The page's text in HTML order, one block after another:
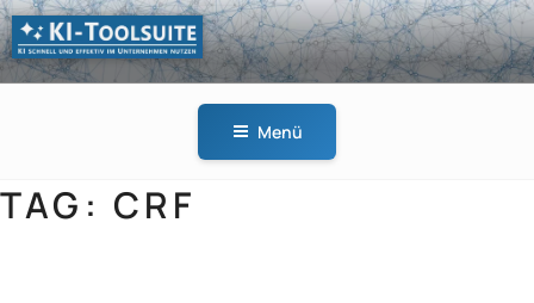
Zum
Inhalt
springen
KI-
Menü
TAG: CRF